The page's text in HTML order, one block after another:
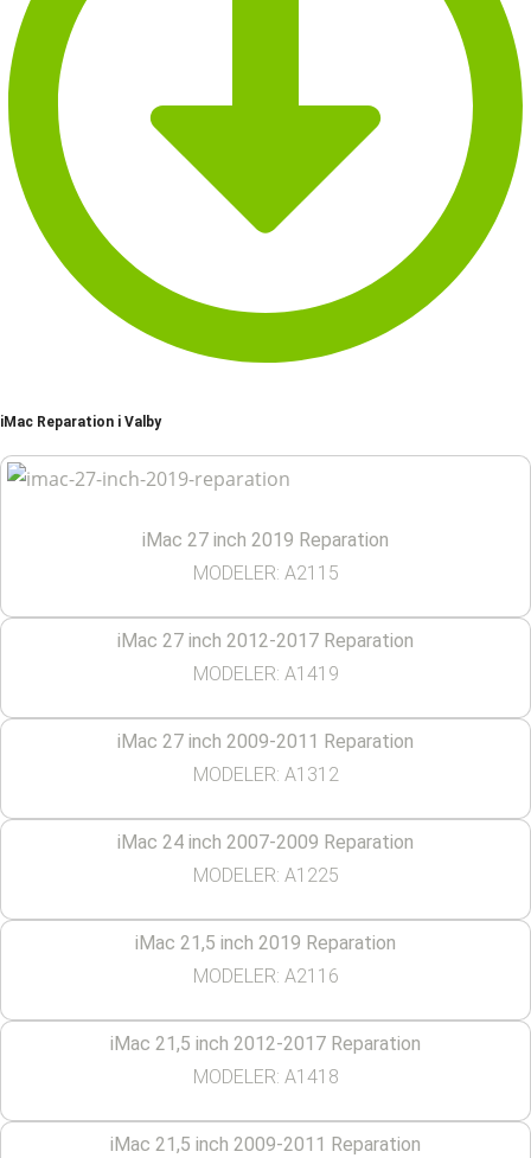
iMac Reparation i Valby
iMac 27 inch 2019 Reparation
MODELER: A2115
iMac 27 inch 2012-2017 Reparation
MODELER: A1419
iMac 27 inch 2009-2011 Reparation
MODELER: A1312
iMac 24 inch 2007-2009 Reparation
MODELER: A1225
iMac 21,5 inch 2019 Reparation
MODELER: A2116
iMac 21,5 inch 2012-2017 Reparation
MODELER: A1418
iMac 21,5 inch 2009-2011 Reparation